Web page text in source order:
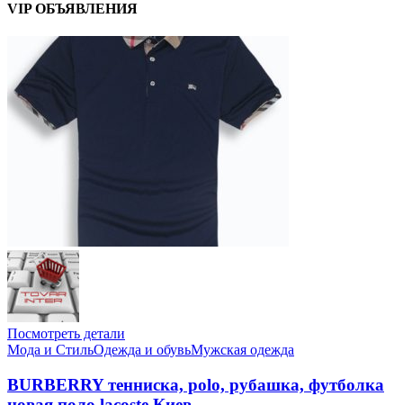
VIP ОБЪЯВЛЕНИЯ
Посмотреть детали
Мода и СтильОдежда и обувьМужская одежда
BURBERRY тенниска, polo, рубашка, футболка